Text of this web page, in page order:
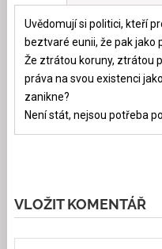
Uvědomují si politici, kteří
beztvaré eunii, že pak jako
Že ztrátou koruny, ztrátou
práva na svou existenci
zanikne?
Není stát, nejsou potřeba
VLOŽIT KOMENTÁŘ